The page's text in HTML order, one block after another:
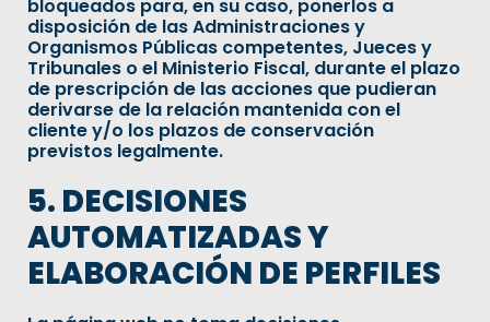
bloqueados para, en su caso, ponerlos a
disposición de las Administraciones y
Organismos Públicas competentes, Jueces y
Tribunales o el Ministerio Fiscal, durante el plazo
de prescripción de las acciones que pudieran
derivarse de la relación mantenida con el
cliente y/o los plazos de conservación
previstos legalmente.
5. DECISIONES
AUTOMATIZADAS Y
ELABORACIÓN DE PERFILES